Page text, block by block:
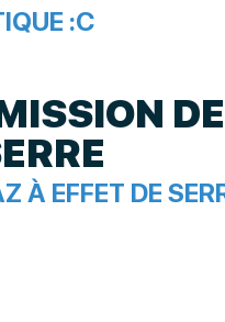
:C
À EFFET DE